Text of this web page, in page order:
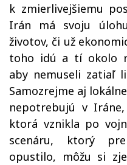
k zmierlivejšiemu
Irán má svoju
životov, či už
toho idú a tí okolo
aby nemuseli zatiaľ
Samozrejme aj
nepotrebujú v
ktorá vznikla po
scenáru, ktorý
opustilo, môžu si